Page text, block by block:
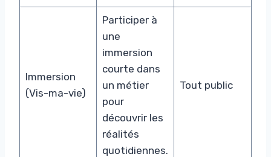
Immersion
(Vis-ma-vie)
Participer à
une
immersion
courte dans
un métier
pour
découvrir les
réalités
quotidiennes.
Tout public